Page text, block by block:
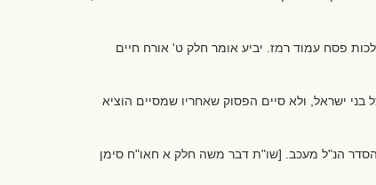
פסח עמוד רמז. יביע אומר חלק ט' אורח חיים
ישראל, ולא סיים הפסוק שאחריו שמסיים הוציא
הסדר הנ"ל מעכב. [שו"ת דבר משה חלק א חאו"ח סימן